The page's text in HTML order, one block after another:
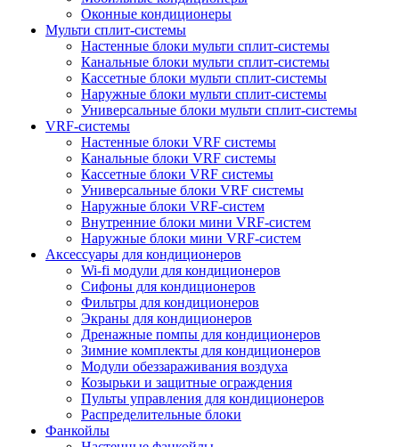
Оконные кондиционеры
Мульти сплит-системы
Настенные блоки мульти сплит-системы
Канальные блоки мульти сплит-системы
Кассетные блоки мульти сплит-системы
Наружные блоки мульти сплит-системы
Универсальные блоки мульти сплит-системы
VRF-системы
Настенные блоки VRF системы
Канальные блоки VRF системы
Кассетные блоки VRF системы
Универсальные блоки VRF системы
Наружные блоки VRF-систем
Внутренние блоки мини VRF-систем
Наружные блоки мини VRF-систем
Аксессуары для кондиционеров
Wi-fi модули для кондиционеров
Сифоны для кондиционеров
Фильтры для кондиционеров
Экраны для кондиционеров
Дренажные помпы для кондиционеров
Зимние комплекты для кондиционеров
Модули обеззараживания воздуха
Козырьки и защитные ограждения
Пульты управления для кондиционеров
Распределительные блоки
Фанкойлы